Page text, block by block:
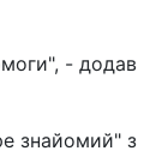
- додав
знайомий" з